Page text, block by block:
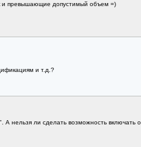
и превышающие допустимый объем =)
и т.д.?
нельзя ли сделать возможность